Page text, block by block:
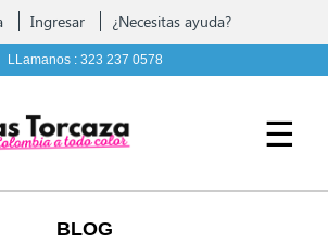
Contáctenos
LLamanos : 323 237 0578
Ingresar ¿Necesitas ayuda?
☰
BLOG